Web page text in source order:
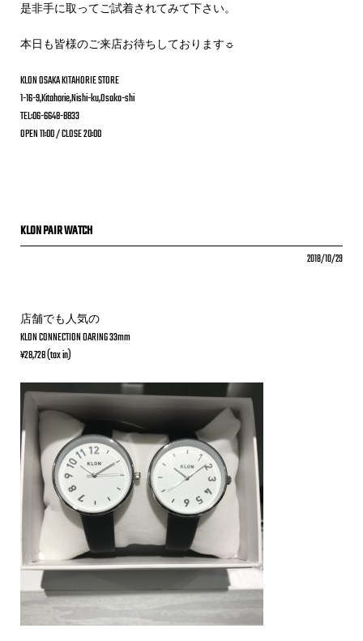
是非手に取ってご試着されてみて下さい。
本日も皆様のご来店お待ちしております☼
KLON OSAKA KITAHORIE STORE
1-16-9,Kitahorie,Nishi-ku,Osaka-shi
TEL:06-6648-8833
OPEN 11:00 / CLOSE 20:00
KLON PAIR WATCH
2018/10/29
店舗でも人気の
KLON CONNECTION DARING 33mm
¥28,728 (tax in)